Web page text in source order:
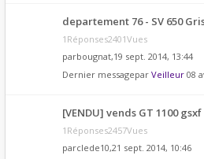
departement 76 - SV 650
1Réponses2401Vues
parbougnat,19 sept. 2014, 13:44
Dernier messagepar Veilleur 08
[VENDU] vends GT 1100
1Réponses2457Vues
parclede10,21 sept. 2014, 10:46